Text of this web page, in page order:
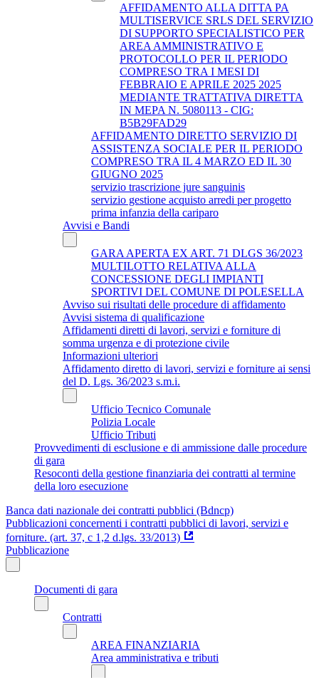
AFFIDAMENTO ALLA DITTA PA
MULTISERVICE SRLS DEL SERVIZIO
DI SUPPORTO SPECIALISTICO PER
AREA AMMINISTRATIVO E
PROTOCOLLO PER IL PERIODO
COMPRESO TRA I MESI DI
FEBBRAIO E APRILE 2025 2025
MEDIANTE TRATTATIVA DIRETTA
IN MEPA N. 5080113 - CIG:
B5B29FAD29
AFFIDAMENTO DIRETTO SERVIZIO DI
ASSISTENZA SOCIALE PER IL PERIODO
COMPRESO TRA IL 4 MARZO ED IL 30
GIUGNO 2025
servizio trascrizione jure sanguinis
servizio gestione acquisto arredi per progetto
prima infanzia della cariparo
Avvisi e Bandi
GARA APERTA EX ART. 71 DLGS 36/2023
MULTILOTTO RELATIVA ALLA
CONCESSIONE DEGLI IMPIANTI
SPORTIVI DEL COMUNE DI POLESELLA
Avviso sui risultati delle procedure di affidamento
Avvisi sistema di qualificazione
Affidamenti diretti di lavori, servizi e forniture di
somma urgenza e di protezione civile
Informazioni ulteriori
Affidamento diretto di lavori, servizi e forniture ai sensi
del D. Lgs. 36/2023 s.m.i.
Ufficio Tecnico Comunale
Polizia Locale
Ufficio Tributi
Provvedimenti di esclusione e di ammissione dalle procedure
di gara
Resoconti della gestione finanziaria dei contratti al termine
della loro esecuzione
Banca dati nazionale dei contratti pubblici (Bdncp)
Pubblicazioni concernenti i contratti pubblici di lavori, servizi e
forniture. (art. 37, c 1,2 d.lgs. 33/2013)
Pubblicazione
Documenti di gara
Contratti
AREA FINANZIARIA
Area amministrativa e tributi